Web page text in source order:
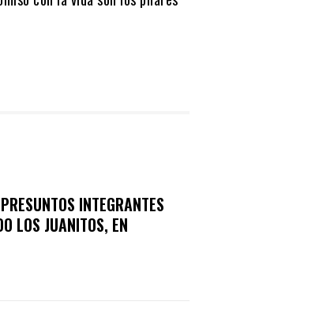
INTEGRANTES
LOS JUANITOS, EN